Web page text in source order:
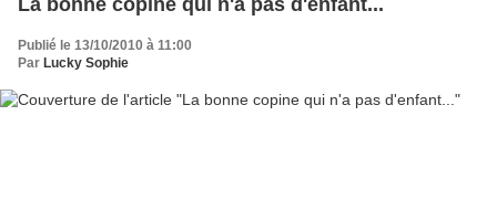
La bonne copine qui n'a pas d'enfant...
Publié le 13/10/2010 à 11:00
Par Lucky Sophie